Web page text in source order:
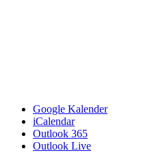
Google Kalender
iCalendar
Outlook 365
Outlook Live